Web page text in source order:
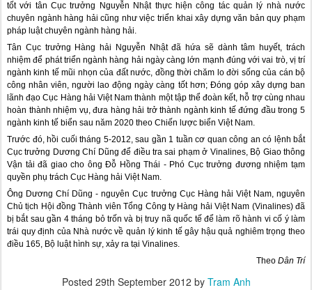
tốt với tân Cục trưởng Nguyễn Nhật thực hiện công tác quản lý nhà nước
chuyên ngành hàng hải cũng như việc triển khai xây dựng văn bản quy phạm
pháp luật chuyên ngành hàng hải.
Tân Cục trưởng Hàng hải Nguyễn Nhật đã hứa sẽ dành tâm huyết, trách
nhiệm để phát triển ngành hàng hải ngày càng lớn mạnh đúng với vai trò, vị trí
ngành kinh tế mũi nhọn của đất nước, đồng thời chăm lo đời sống của cán bộ
công nhân viên, người lao động ngày càng tốt hơn; Đóng góp xây dựng ban
lãnh đạo Cục Hàng hải Việt Nam thành một tập thể đoàn kết, hỗ trợ cùng nhau
hoàn thành nhiệm vụ, đưa hàng hải trở thành ngành kinh tế đứng đầu trong 5
ngành kinh tế biển sau năm 2020 theo Chiến lược biển Việt Nam.
Trước đó, hồi cuối tháng 5-2012, sau gần 1 tuần cơ quan công an có lệnh bắt
Cục trưởng Dương Chí Dũng để điều tra sai phạm ở Vinalines, Bộ Giao thông
Vận tải đã giao cho ông Đỗ Hồng Thái - Phó Cục trưởng đương nhiệm tạm
quyền phụ trách Cục Hàng hải Việt Nam.
Ông Dương Chí Dũng - nguyên Cục trưởng Cục Hàng hải Việt Nam, nguyên
Chủ tịch Hội đồng Thành viên Tổng Công ty Hàng hải Việt Nam (Vinalines) đã
bị bắt sau gần 4 tháng bỏ trốn và bị truy nã quốc tế để làm rõ hành vi cố ý làm
trái quy định của Nhà nước về quản lý kinh tế gây hậu quả nghiêm trọng theo
điều 165, Bộ luật hình sự, xảy ra tại Vinalines.
Theo Dân Trí
Posted 29th September 2012 by Tram Anh